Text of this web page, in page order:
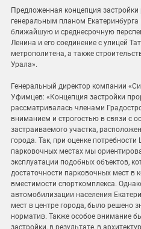
Предложенная концепция застройки
генеральным планом
ближайшую и среднесрочную
Ленина и его соединение с улицей
метрополитена, а также
Урала».
Генеральный директор компании
Уфимцев: «Концепция застройки
рассматривалась членами
вниманием и строгостью в связи с
застраиваемого участка,
города. Так, при оценке
парковочных местах мы
эксплуатации подобных объектов,
достаточности парковочных мест в
вместимости спорткомплекса.
автомобилизации населения
мест в центре города, было решено
норматив. Также особое внимание